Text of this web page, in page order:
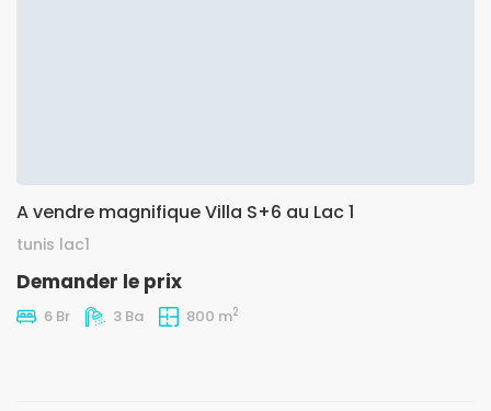
A vendre magnifique Villa S+6 au Lac 1
tunis lac1
Demander le prix
6 Br 3 Ba 800 m2